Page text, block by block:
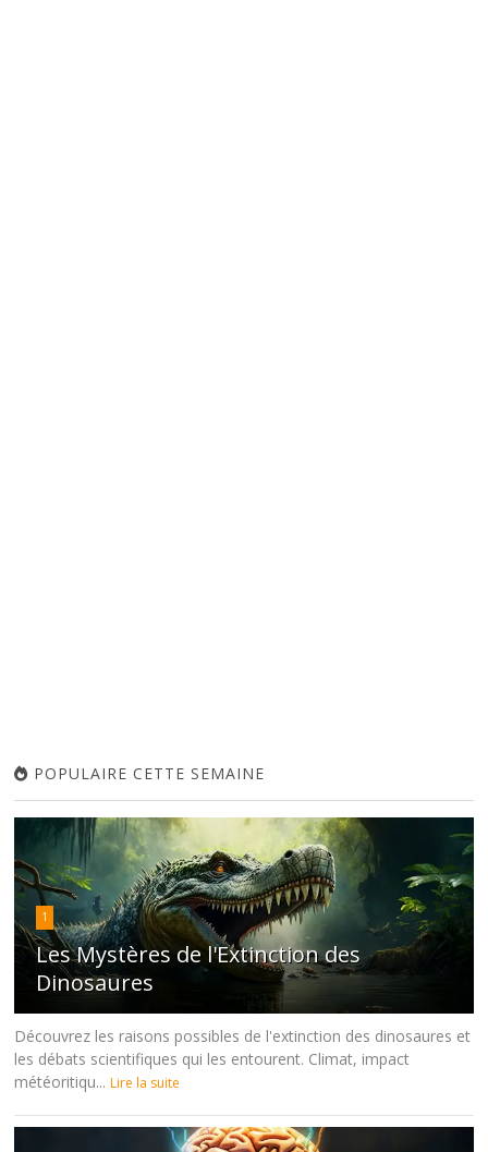
POPULAIRE CETTE SEMAINE
1
Les Mystères de l'Extinction des
Dinosaures
Découvrez les raisons possibles de l'extinction des dinosaures et
les débats scientifiques qui les entourent. Climat, impact
météoritiqu... Lire la suite